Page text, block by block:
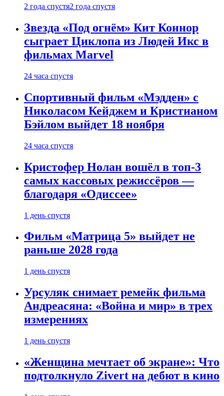
2 года спустя2 года спустя
Звезда «Под огнём» Кит Коннор
сыграет Циклопа из Людей Икс в
фильмах Marvel
24 часа спустя
Спортивный фильм «Мэдден» с
Николасом Кейджем и Кристианом
Бэйлом выйдет 18 ноября
24 часа спустя
Кристофер Нолан вошёл в топ-3
самых кассовых режиссёров —
благодаря «Одиссее»
1 день спустя
Фильм «Матрица 5» выйдет не
раньше 2028 года
1 день спустя
Урсуляк снимает ремейк фильма
Андреасяна: «Война и мир» в трех
измерениях
1 день спустя
«Женщина мечтает об экране»: Что
подтолкнуло Zivert на дебют в кино